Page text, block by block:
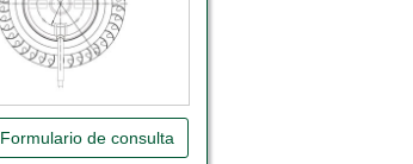
Formulario de consulta